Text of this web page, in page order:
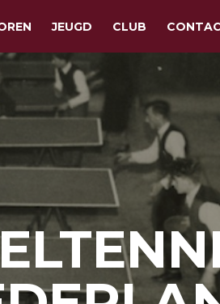
JEUGD CLUB